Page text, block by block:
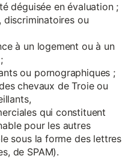
déguisée en évaluation ;
discriminatoires ou
à un logement ou à un
ou pornographiques ;
chevaux de Troie ou
qui constituent
pour les autres
sous la forme des lettres
de SPAM).